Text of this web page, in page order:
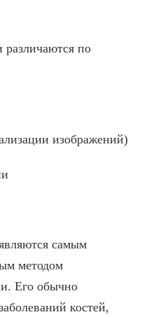
различаются по
изображений)
самым
методом
Его обычно
костей,